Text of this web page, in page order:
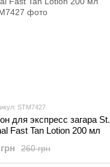
STM7427
для экспресс загара St.
Fast Tan Lotion 200 мл
260 грн